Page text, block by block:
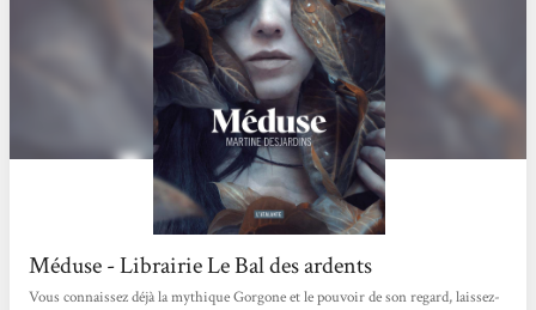
Méduse - Librairie Le Bal des ardents
Vous connaissez déjà la mythique Gorgone et le pouvoir de son regard, laissez-